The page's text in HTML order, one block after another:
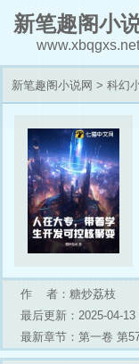
新笔趣阁小
www.xbqgxs.net
新笔趣阁小说网 > 科幻
作 者：糖炒荔枝
最后更新：2025-04-
最新章节：第一卷 第